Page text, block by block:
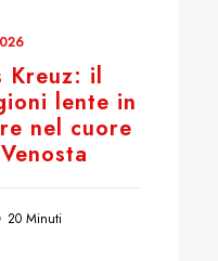
Kreuz: il
lente in
nel cuore
20 Minuti